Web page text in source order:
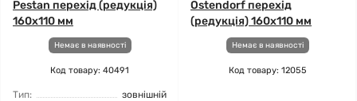
Pestan перехід (редукція)
160x110 мм
Немає в наявності
Код товару: 40491
Тип:
зовнішній
Ostendorf перехід
(редукція) 160x110 мм
Немає в наявності
Код товару: 12055